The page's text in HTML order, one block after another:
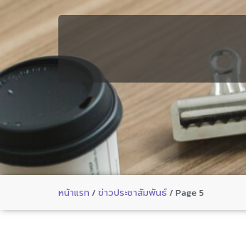
หน้าแรก / ข่าวประชาสัมพันธ์/ Page 5